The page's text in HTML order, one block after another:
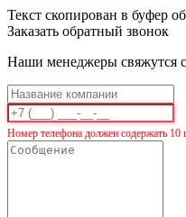
Текст скопирован в буфер
Заказать обратный звонок
Наши менеджеры свяжутся
Номер телефона должен содержать 10